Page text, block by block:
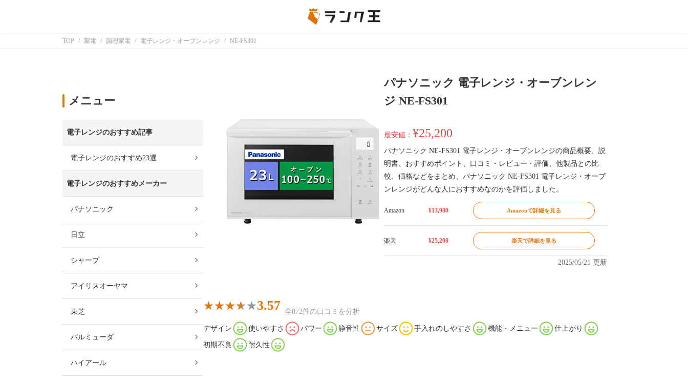
TOP 家電 調理家電 電子レンジ・オーブンレンジ NE-FS301
パナソニック 電子レンジ・オーブンレン
ジ NE-FS301
最安値： ¥25,200
パナソニック NE-FS301 電子レンジ・オーブンレンジの商品概要、説
明書、おすすめポイント、口コミ・レビュー・評価、他製品との比
較、価格などをまとめ、パナソニック NE-FS301 電子レンジ・オーブ
ンレンジがどんな人におすすめなのかを評価しました。
Amazon ¥13,980 Amazonで詳細を見る
楽天 ¥25,200 楽天で詳細を見る
2025/05/21 更新
3.57 全872件の口コミを分析
デザイン 使いやすさ パワー 静音性 サイズ 手入れのしやすさ 機能・メニュー 仕上がり
初期不良 耐久性
メニュー
電子レンジのおすすめ記事
電子レンジのおすすめ23選
電子レンジのおすすめメーカー
パナソニック
日立
シャープ
アイリスオーヤマ
東芝
バルミューダ
ハイアール